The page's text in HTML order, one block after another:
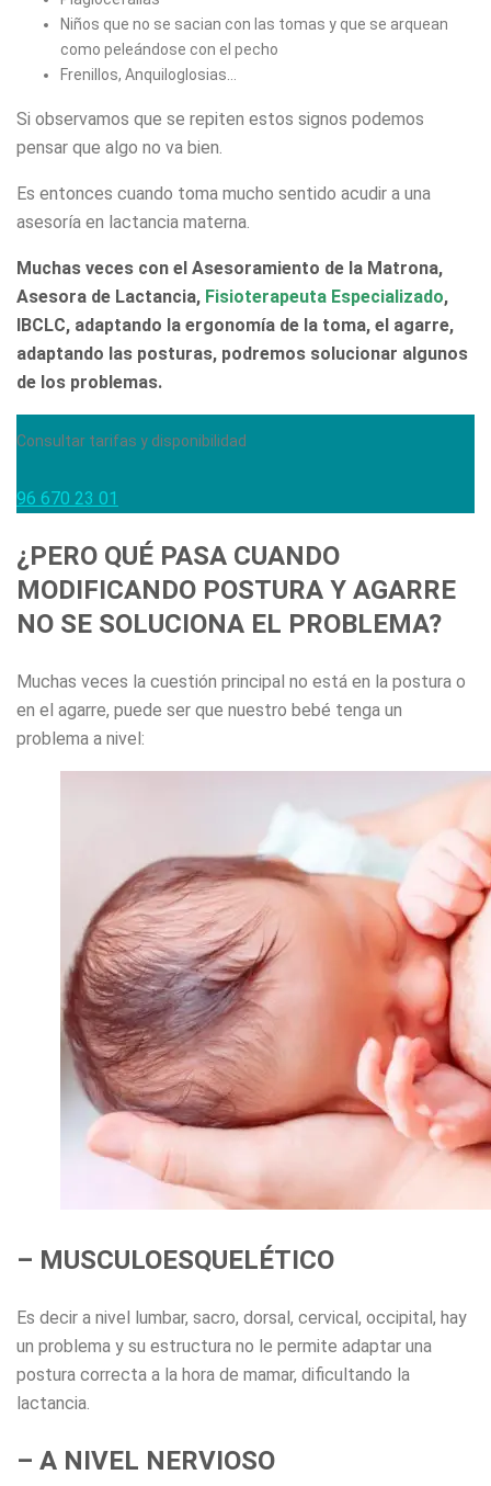
Niños que no se sacian con las tomas y que se arquean
como peleándose con el pecho
Frenillos, Anquiloglosias…
Si observamos que se repiten estos signos podemos
pensar que algo no va bien.
Es entonces cuando toma mucho sentido acudir a una
asesoría en lactancia materna.
Muchas veces con el Asesoramiento de la Matrona,
Asesora de Lactancia, Fisioterapeuta Especializado,
IBCLC, adaptando la ergonomía de la toma, el agarre,
adaptando las posturas, podremos solucionar algunos
de los problemas.
Consultar tarifas y disponibilidad
96 670 23 01
¿PERO QUÉ PASA CUANDO
MODIFICANDO POSTURA Y AGARRE
NO SE SOLUCIONA EL PROBLEMA?
Muchas veces la cuestión principal no está en la postura o
en el agarre, puede ser que nuestro bebé tenga un
problema a nivel:
– MUSCULOESQUELÉTICO
Es decir a nivel lumbar, sacro, dorsal, cervical, occipital, hay
un problema y su estructura no le permite adaptar una
postura correcta a la hora de mamar, dificultando la
lactancia.
– A NIVEL NERVIOSO